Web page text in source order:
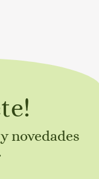
novedades